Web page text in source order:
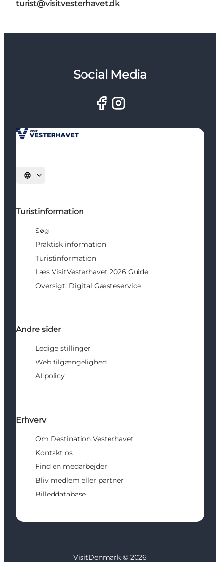
turist@visitvesterhavet.dk
Social Media
Vælg sprog
Turistinformation
Søg
Praktisk information
Turistinformation
Læs VisitVesterhavet 2026 Guide
Oversigt: Digital Gæsteservice
Andre sider
Ledige stillinger
Web tilgængelighed
AI policy
Erhverv
Om Destination Vesterhavet
Kontakt os
Find en medarbejder
Bliv medlem eller partner
Billeddatabase
VisitDenmark © 2026